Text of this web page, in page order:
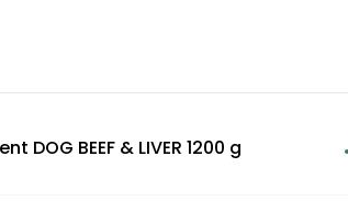
DOG BEEF & LIVER 1200 g